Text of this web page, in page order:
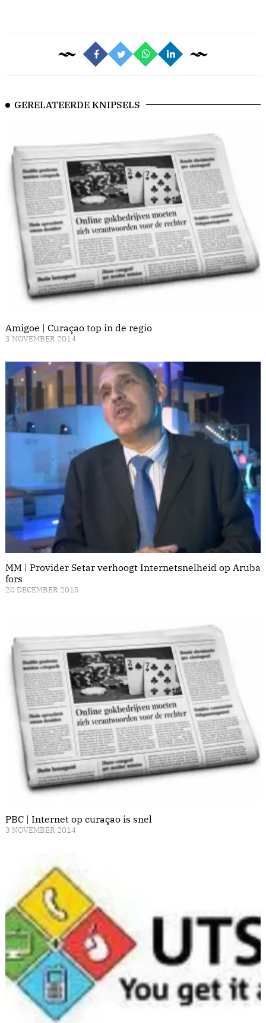
GERELATEERDE KNIPSELS
Amigoe | Curaçao top in de regio
3 NOVEMBER 2014
MM | Provider Setar verhoogt Internetsnelheid op Aruba
fors
20 DECEMBER 2015
PBC | Internet op curaçao is snel
3 NOVEMBER 2014